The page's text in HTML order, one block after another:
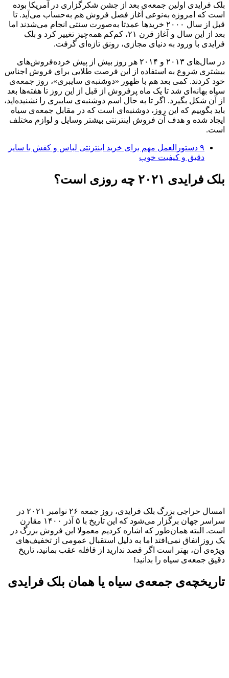
بلک فرایدی اولین جمعه‌ی بعد از جشن شکرگزاری در آمریکا بوده
است که امروزه به‌نوعی آغاز فصل فروش هم به‌حساب می‎‌آید. تا
قبل از سال ۲۰۰۰ خریدها عمدتا به‌صورت سنتی انجام می‌شدند اما
بعد از این سال و آغاز قرن ۲۱، کم‌کم همه‌چیز تغییر کرد و بلک
فرایدی با ورود به دنیای مجازی، رونق تازه‌ای گرفت.
در سال‌های ۲۰۱۳ و ۲۰۱۴ هر روز بیش از پیش خرده‌فروش‌های
بیشتری شروع به استفاده از این فرصت طلایی برای فروش اجناس
خود کردند. کمی بعد هم با ظهور «دوشنبه‌ی سایبری»، روز جمعه‌ی
سیاه بهانه‌ای شد تا یک ماه پرفروش از قبل از این روز تا هفته‌ها بعد
از آن شکل بگیرد. اگر تا به حال اسم دوشنبه‌ی سایبری را نشنیده‌اید،
باید بگوییم که این روز، دوشنبه‌ای است که در مقابل جمعه‌ی سیاه
ایجاد شده و هدف آن فروش اینترنتی بیشتر وسایل و لوازم مختلف
است.
۹ دستورالعمل مهم برای خرید اینترنتی لباس و کفش با سایز
دقیق و کیفیت خوب
بلک فرایدی ۲۰۲۱ چه روزی است؟
امسال حراجی بزرگ بلک فرایدی، روز جمعه ۲۶ نوامبر ۲۰۲۱ در
سراسر جهان برگزار می‌شود که این تاریخ با ۵ آذر ۱۴۰۰ مقارن
است. البته همان‌طور که اشاره کردیم معمولا این فروش بزرگ در
یک روز اتفاق نمی‌افتد اما به دلیل استقبال عمومی از تخفیف‌های
ویژه‌ی آن، بهتر است اگر قصد ندارید از قافله عقب بمانید، تاریخ
دقیق جمعه‌ی سیاه را بدانید!
تاریخچه‌ی جمعه‌ی سیاه یا همان بلک فرایدی